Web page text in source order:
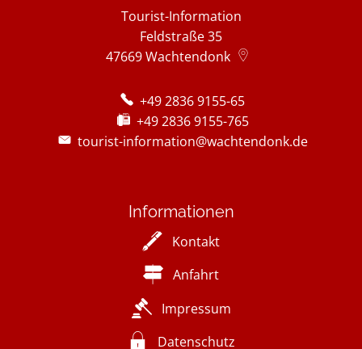
Tourist-Information
Feldstraße 35
47669Wachtendonk
+49 2836 9155-65
+49 2836 9155-765
tourist-information@wachtendonk.de
Informationen
Kontakt
Anfahrt
Impressum
Datenschutz